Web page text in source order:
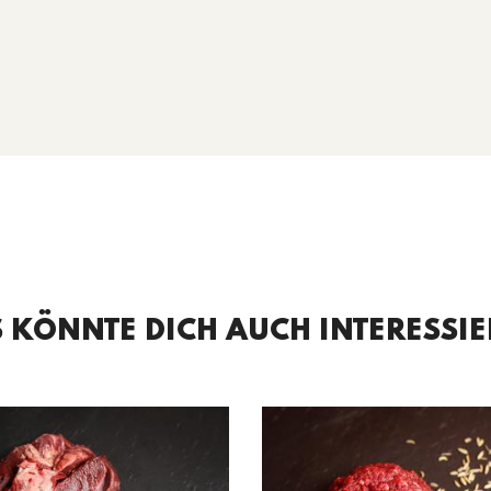
KÖNNTE DICH AUCH